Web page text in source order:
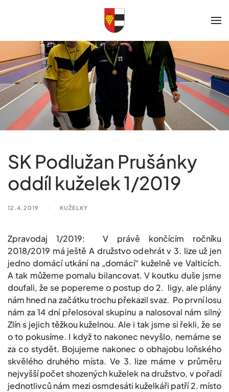
SK Podlužan Prušánky
oddíl kuželek 1/2019
12.4.2019 KUŽELKY
Zpravodaj 1/2019: V právě končícím ročníku
2018/2019 má ještě A družstvo odehrát v 3. lize už jen
jedno domácí utkání na „domácí“ kuželně ve Valticích.
A tak můžeme pomalu bilancovat. V koutku duše jsme
doufali, že se popereme o postup do 2. ligy, ale plány
nám hned na začátku trochu překazil svaz. Po první losu
nám za 14 dní přelosoval skupinu a nalosoval nám silný
Zlín s jejich těžkou kuželnou. Ale i tak jsme si řekli, že se
o to pokusíme. I když to nakonec nevyšlo, nemáme se
za co stydět. Bojujeme nakonec o obhajobu loňského
skvělého druhého místa. Ve 3. lize máme v průměru
nejvyšší počet shozených kuželek na družstvo, v pořadí
jednotlivců nám mezi osmdesáti kuželkáři patří 2. místo